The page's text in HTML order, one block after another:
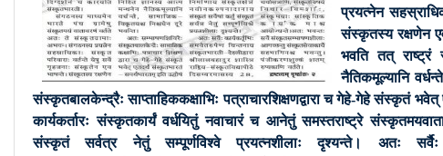
प्रयत्नेन
संस्कृतस्य रक्षणेन
भवति तत् राष्ट्रं
नैतिकमूल्यानि
संस्कृतबालकेन्द्रैः साप्ताहिककक्षाभिः पत्राचारशिक्षणद्वारा च गेहे-गेहे संस्कृतं
कार्यकर्तारः संस्कृतकार्यं वर्धयितुं नवाचारं च आनेतुं समस्तराष्ट्रे
संस्कृतं सर्वत्र नेतुं सम्पूर्णविश्वे प्रयत्नशीलाः दृश्यन्ते। अतः सर्वैः